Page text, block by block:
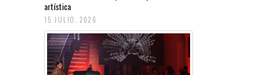
artística
15 JULIO, 2026